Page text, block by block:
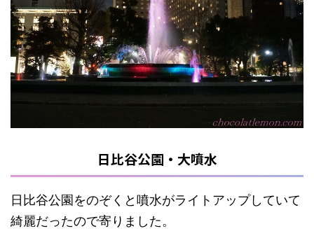
日比谷公園・大噴水
日比谷公園をのぞくと噴水がライトアップしていて
綺麗だったので寄りました。